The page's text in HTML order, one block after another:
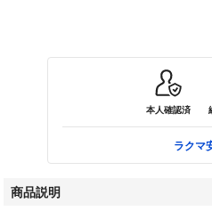
本人確認済
ラクマ
商品説明